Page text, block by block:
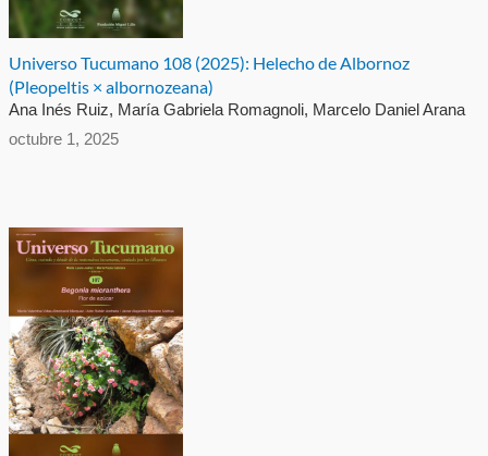
Universo Tucumano 108 (2025): Helecho de Albornoz
(Pleopeltis × albornozeana)
Ana Inés Ruiz, María Gabriela Romagnoli, Marcelo Daniel Arana
octubre 1, 2025